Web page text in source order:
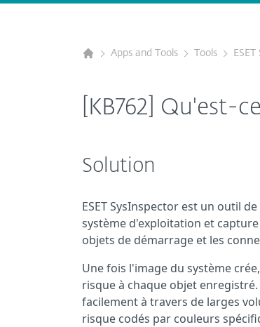
Apps and Tools Tools
[KB762] Qu'est-
Solution
ESET SysInspector est un outil
système d'exploitation et
objets de démarrage et les
Une fois l'image du système
risque à chaque objet enregistré.
facilementà travers de larges
risque codés par couleurs